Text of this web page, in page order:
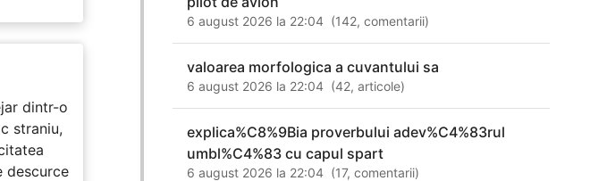
dintr-o
straniu,
descurce
6 august 2026 la 22:04 (142,comentarii)
valoarea morfologica a cuvantului sa
6 august 2026 la 22:04 (42,articole)
explica%C8%9Bia proverbului adev%C4%83rul
umbl%C4%83 cu capul spart
6 august 2026 la 22:04 (17,comentarii)